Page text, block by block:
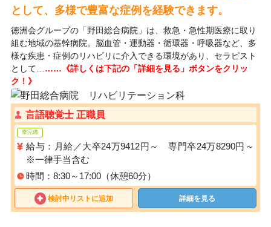
として、多様で豊富な症例を経験できます。
徳洲会グループの「野田総合病院」は、救急・急性期医療に取り
組む地域の基幹病院。脳血管・運動器・循環器・呼吸器など、多
様な疾患・症例のリハビリに介入できる環境があり、セラピスト
として… ……《詳しくは下記の「詳細を見る」ボタンをクリッ
ク！》
言語聴覚士 正職員
寮完備
給与：月給／大卒24万9412円～ 専門卒24万8290円～
※一律手当含む
時間：8:30～17:00（休憩60分）
検討中リストに追加 詳細を見る